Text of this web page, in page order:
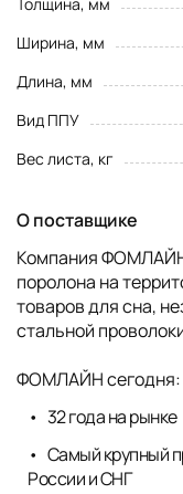
Ширина, мм
Длина, мм
Вид ППУ
Вес листа, кг
О поставщике
Компания
поролона на
товаров для сна,
стальной
ФОМЛАЙН сегодня:
32 года на рынке
Самый крупный
России и СНГ